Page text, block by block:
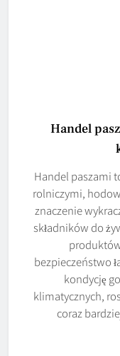
Handel
Handel paszami
rolniczymi,
znaczenie
składników do
bezpieczeństwo
kondycję
klimatycznych,
coraz